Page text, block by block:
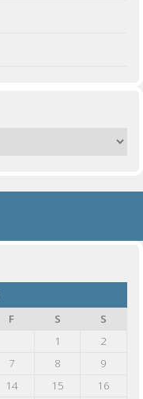
F S
S
1
2
7 8
9
14 15
16